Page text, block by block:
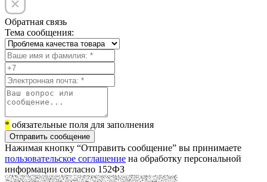
Обратная связь
Тема сообщения:
* обязательные поля для заполнения
Отправить сообщение
Нажимая кнопку “Отправить сообщение” вы принимаете
пользовательское соглашение на обработку персональной
информации согласно 152ФЗ